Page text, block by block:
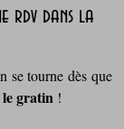
rdv dans la
se tourne dès que
le gratin !